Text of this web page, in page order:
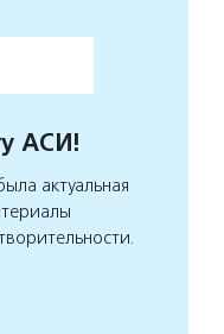
АСИ!
актуальная